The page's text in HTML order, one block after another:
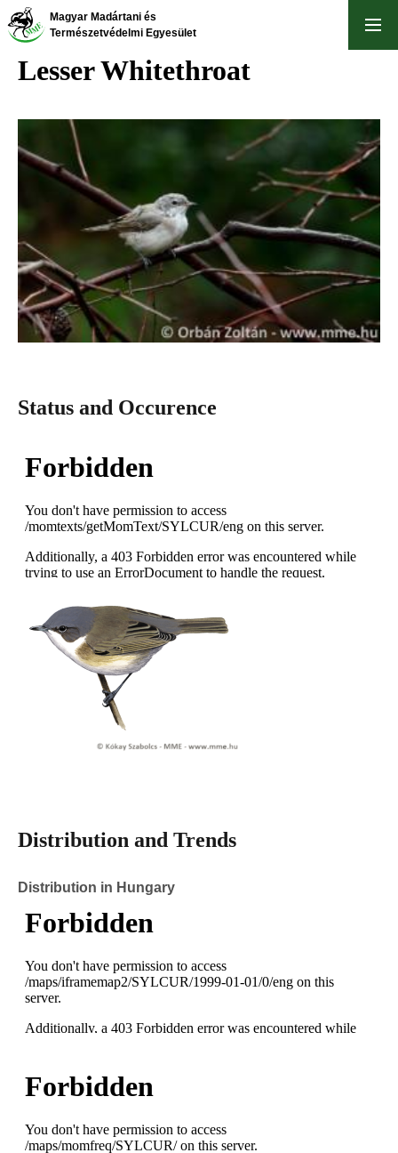
Skip
to
content
Magyar Madártani és
Természetvédelmi Egyesület
Lesser Whitethroat
Status and Occurence
Distribution and Trends
Distribution in Hungary